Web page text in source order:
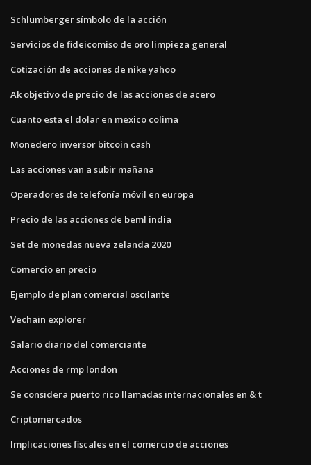
Schlumberger símbolo de la acción
Servicios de fideicomiso de oro limpieza general
Cotización de acciones de nike yahoo
Ak objetivo de precio de las acciones de acero
Cuanto esta el dolar en mexico colima
Monedero inversor bitcoin cash
Las acciones van a subir mañana
Operadores de telefonía móvil en europa
Precio de las acciones de beml india
Set de monedas nueva zelanda 2020
Comercio en precio
Ejemplo de plan comercial oscilante
Vechain explorer
Salario diario del comerciante
Acciones de rmp london
Se considera puerto rico llamadas internacionales en & t
Criptomercados
Implicaciones fiscales en el comercio de acciones